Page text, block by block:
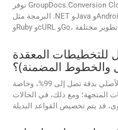
توفر GroupDocs.Conversion Cloud حزم SDK للعديد من لغات
البرمجة مثل .NET وJava وAndroid وPHP وNode.js وPython
للتخطيطات المعقدة
والخطوط المضمنة)؟
يحافظ محركنا على التنسيق الأصلي بدقة تصل إلى 99%، وخاصة
المتجهة؛ ومع ذلك، في الحالات